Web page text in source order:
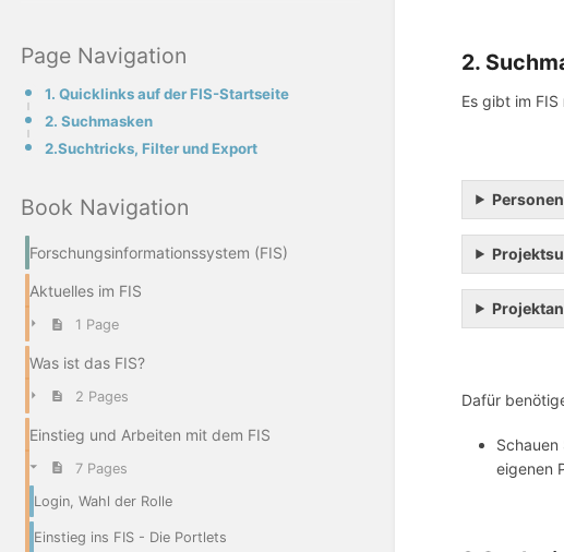
Page Navigation
1. Quicklinks auf der FIS-Startseite
2. Suchmasken
2.Suchtricks, Filter und Export
Book Navigation
Forschungsinformationssystem (FIS)
Aktuelles im FIS
1 Page
Was ist das FIS?
2 Pages
Einstieg und Arbeiten mit dem FIS
7 Pages
Login, Wahl der Rolle
Einstieg ins FIS - Die Portlets
2.
Es gibt im FIS
Dafür
Schauen
eigenen